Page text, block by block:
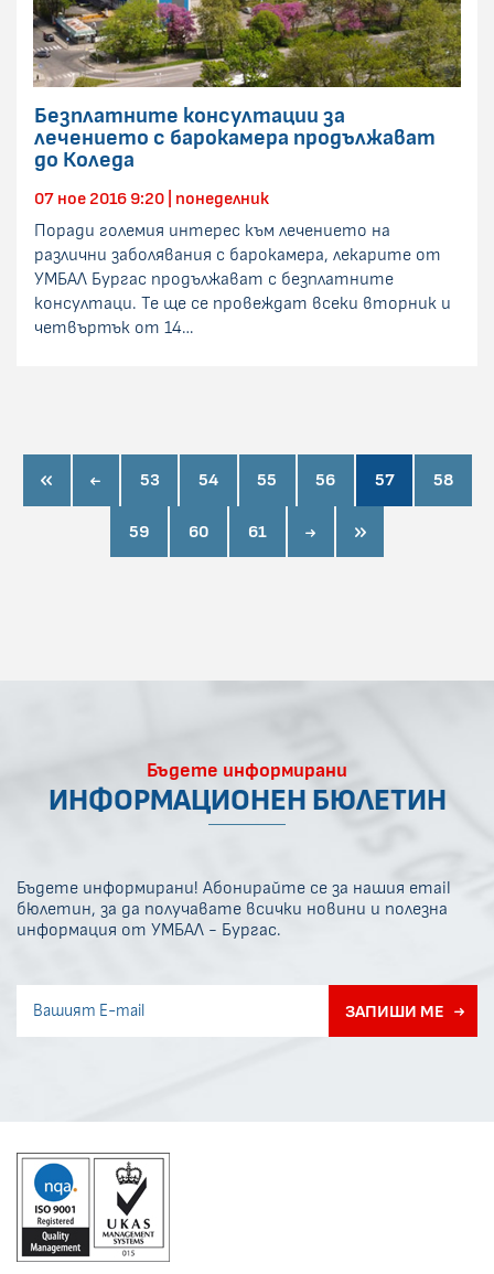
Безплатните консултации за
лечението с барокамера продължават
до Коледа
07 ное 2016 9:20 | понеделник
Поради големия интерес към лечението на
различни заболявания с барокамера, лекарите от
УМБАЛ Бургас продължават с безплатните
консултаци. Те ще се провеждат всеки вторник и
четвъртък от 14…
first pageprev page
53 54 55 56 57 58
59 60 61 next pagelast page
Бъдете информирани
ИНФОРМАЦИОНЕН БЮЛЕТИН
Бъдете информирани! Абонирайте се за нашия email
бюлетин, за да получавате всички новини и полезна
информация от УМБАЛ - Бургас.
ЗАПИШИ МЕ